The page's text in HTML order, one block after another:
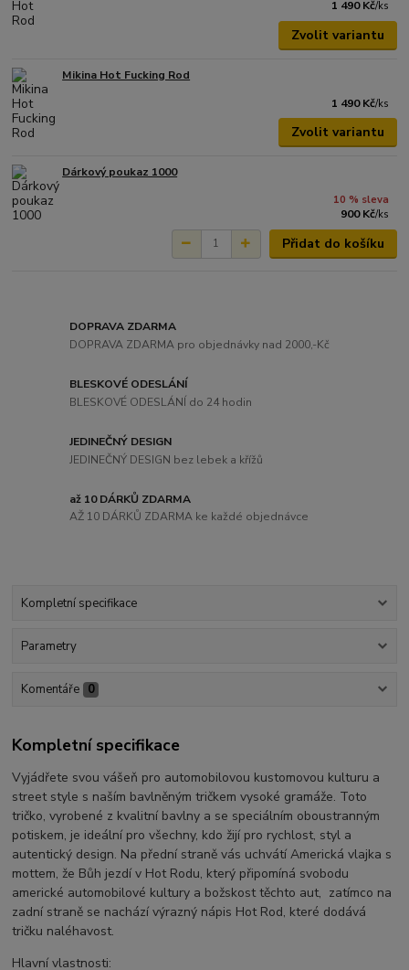
1 490 Kč/ks
Zvolit variantu
Mikina Hot Fucking Rod
1 490 Kč/ks
Zvolit variantu
Dárkový poukaz 1000
10 % sleva
900 Kč/ks
Přidat do košíku
DOPRAVA ZDARMA
DOPRAVA ZDARMA pro objednávky nad 2000,-Kč
BLESKOVÉ ODESLÁNÍ
BLESKOVÉ ODESLÁNÍ do 24 hodin
JEDINEČNÝ DESIGN
JEDINEČNÝ DESIGN bez lebek a křížů
až 10 DÁRKŮ ZDARMA
AŽ 10 DÁRKŮ ZDARMA ke každé objednávce
Kompletní specifikace
Parametry
Komentáře 0
Kompletní specifikace
Vyjádřete svou vášeň pro automobilovou kustomovou kulturu a
street style s naším bavlněným tričkem vysoké gramáže. Toto
tričko, vyrobené z kvalitní bavlny a se speciálním oboustranným
potiskem, je ideální pro všechny, kdo žijí pro rychlost, styl a
autentický design. Na přední straně vás uchvátí Americká vlajka s
mottem, že Bůh jezdí v Hot Rodu, který připomíná svobodu
americké automobilové kultury a božskost těchto aut, zatímco na
zadní straně se nachází výrazný nápis Hot Rod, které dodává
tričku naléhavost.
Hlavní vlastnosti: